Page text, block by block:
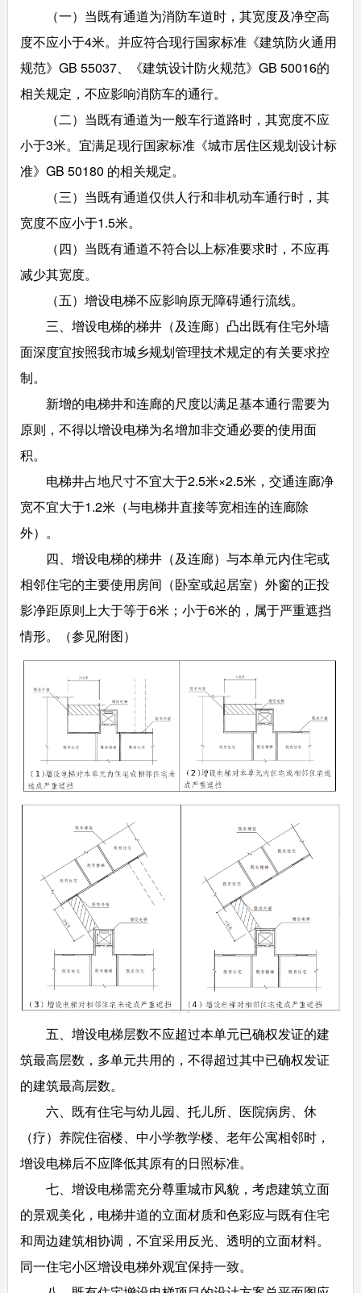
（一）当既有通道为消防车道时，其宽度及净空高
度不应小于4米。并应符合现行国家标准《建筑防火通用
规范》GB 55037、《建筑设计防火规范》GB 50016的
相关规定，不应影响消防车的通行。
（二）当既有通道为一般车行道路时，其宽度不应
小于3米。宜满足现行国家标准《城市居住区规划设计标
准》GB 50180 的相关规定。
（三）当既有通道仅供人行和非机动车通行时，其
宽度不应小于1.5米。
（四）当既有通道不符合以上标准要求时，不应再
减少其宽度。
（五）增设电梯不应影响原无障碍通行流线。
三、增设电梯的梯井（及连廊）凸出既有住宅外墙
面深度宜按照我市城乡规划管理技术规定的有关要求控
制。
新增的电梯井和连廊的尺度以满足基本通行需要为
原则，不得以增设电梯为名增加非交通必要的使用面
积。
电梯井占地尺寸不宜大于2.5米×2.5米，交通连廊净
宽不宜大于1.2米（与电梯井直接等宽相连的连廊除
外）。
四、增设电梯的梯井（及连廊）与本单元内住宅或
相邻住宅的主要使用房间（卧室或起居室）外窗的正投
影净距原则上大于等于6米；小于6米的，属于严重遮挡
情形。（参见附图）
五、增设电梯层数不应超过本单元已确权发证的建
筑最高层数，多单元共用的，不得超过其中已确权发证
的建筑最高层数。
六、既有住宅与幼儿园、托儿所、医院病房、休
（疗）养院住宿楼、中小学教学楼、老年公寓相邻时，
增设电梯后不应降低其原有的日照标准。
七、增设电梯需充分尊重城市风貌，考虑建筑立面
的景观美化，电梯井道的立面材质和色彩应与既有住宅
和周边建筑相协调，不宜采用反光、透明的立面材料。
同一住宅小区增设电梯外观宜保持一致。